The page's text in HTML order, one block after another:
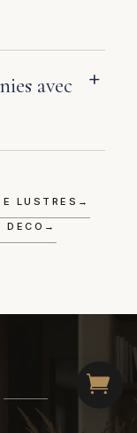
avec
LUSTRES →
DECO →